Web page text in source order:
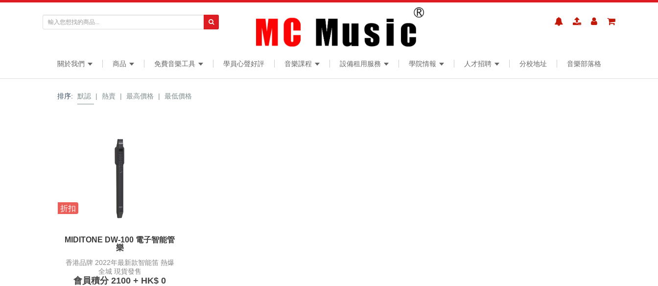
關於我們 商品 免費音樂工具 學員心聲好評 音樂課程 設備租用服務 學院情報 人才招聘 分校地址 音樂部落格
排序: 默認 | 熱賣 | 最高價格 | 最低價格
折扣
MIDITONE DW-100 電子智能管
樂
香港品牌 2022年最新款智能笛 熱爆
全城 現貨發售
會員積分 2100 + HK$ 0